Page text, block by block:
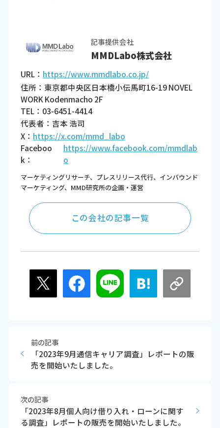
記事提供会社
MMDLabo株式会社
URL： https://www.mmdlabo.co.jp/
住所：東京都中央区日本橋小伝馬町16-19 NOVEL
WORK Kodenmacho 2F
TEL：03-6451-4414
代表者：吉本 浩司
X： https://x.com/mmd_labo
Faceboo
k：
https://www.facebook.com/mmdlab
o
マーケティングリサーチ、プレスリリース代行、インバウンド
マーケティング、MMD研究所の企画・運営
この会社の記事一覧
前の記事
「2023年9月通信キャリア調査」レポートの販
売を開始いたしました。
次の記事
「2023年8月個人向け借り入れ・ローンに関す
る調査」レポートの販売を開始いたしました。